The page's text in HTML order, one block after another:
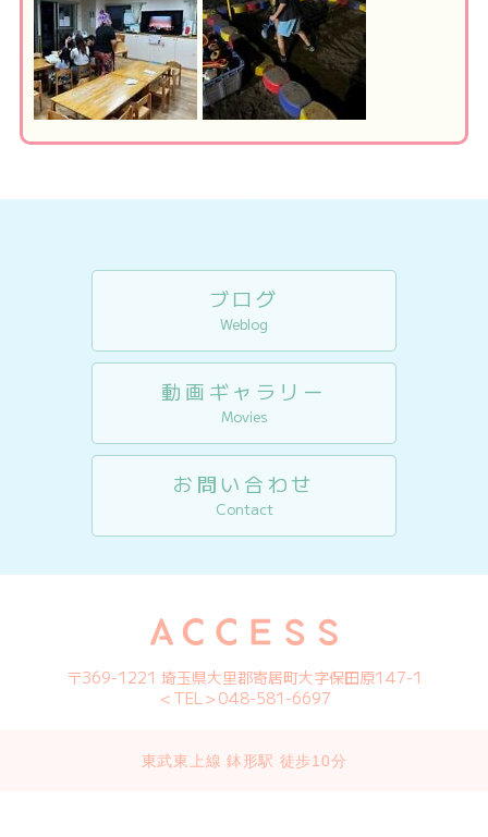
ブログ
Weblog
動画ギャラリー
Movies
お問い合わせ
Contact
〒369-1221 埼玉県大里郡寄居町大字保田原147-1
＜TEL＞048-581-6697
東武東上線 鉢形駅 徒歩10分